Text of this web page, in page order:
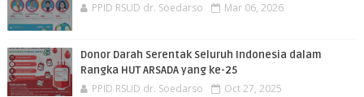
PPID RSUD dr. Soedarso Mar 06, 2026
Donor Darah Serentak Seluruh Indonesia dalam
Rangka HUT ARSADA yang ke-25
PPID RSUD dr. Soedarso Oct 27, 2025